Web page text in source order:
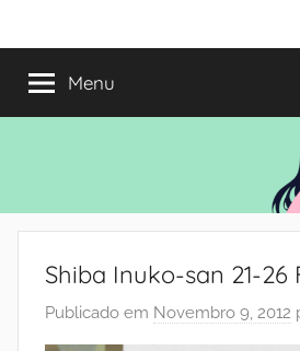
paraMundo
do
anos
a
romances
Menu
Shiba Inuko-san 21-26
Publicado em Novembro 9, 2012